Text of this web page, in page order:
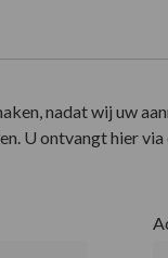
nadat wij uw
U ontvangt hier